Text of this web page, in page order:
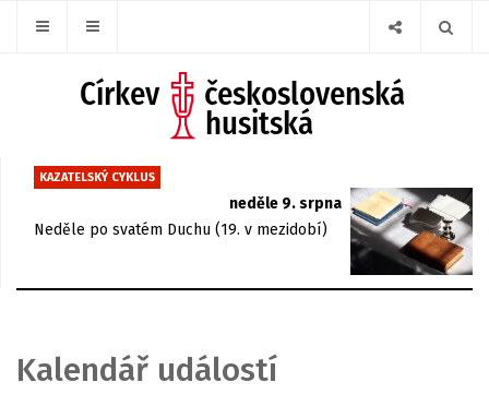
KAZATELSKÝ CYKLUS
neděle 9. srpna
Neděle po svatém Duchu (19. v mezidobí)
Kalendář událostí